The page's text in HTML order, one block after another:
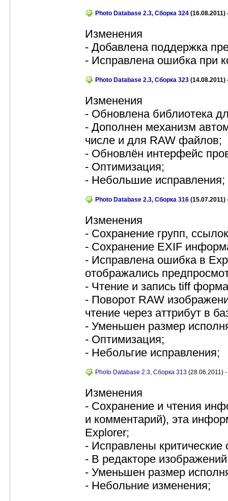
Photo Database 2.3, Сборка 324 (16.08.2011)
Изменения
- Добавлена поддержка
- Исправлена ошибка при
Photo Database 2.3, Сборка 323 (14.08.2011)
Изменения
- Обновлена библиотека
- Дополнен механизм
числе и для RAW файлов;
- Обновлён интерфейс
- Оптимизация;
- Небольшие исправления;
Photo Database 2.3, Сборка 316 (15.07.2011)
Изменения
- Сохранение групп,
- Сохранение EXIF
- Исправлена ошибка в
отображались
- Чтение и запись tiff
- Поворот RAW
чтение через аттрибут в
- Уменьшен размер
- Оптимизация;
- Небольгие исправления;
Photo Database 2.3, Сборка 313 (28.06.2011) -
Изменения
- Сохранение и чтения
и комментарий), эта
Explorer;
- Исправлены
- В редакторе
- Уменьшен размер
- Небольние изменения;